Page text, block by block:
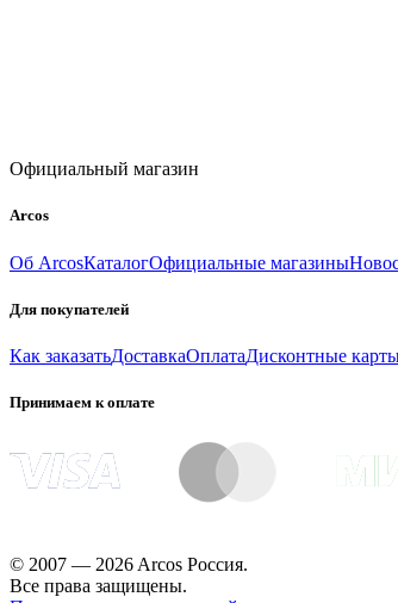
Официальный магазин
Arcos
Об ArcosКаталогОфициальные магазины
Для покупателей
Как заказатьДоставкаОплатаДисконтные
Принимаем к оплате
© 2007 — 2026 Arcos Россия.
Все права защищены.